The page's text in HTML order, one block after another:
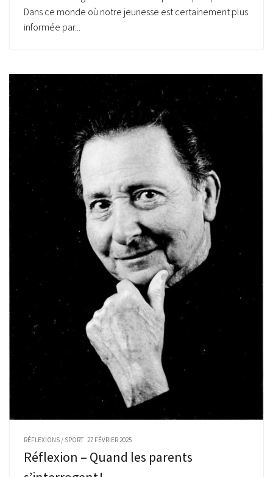
Dans ce monde où notre jeunesse est certainement plus
informée par...
RÉFLEXIONS / SPORT 27 FÉVRIER 2025
Réflexion – Quand les parents